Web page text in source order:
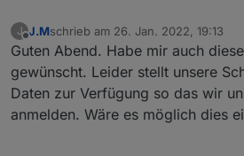
J
Offline
J.Mschrieb am 26. Jan. 2022, 19:13
zuletzt editiert von
Guten Abend. Habe mir auch
gewünscht. Leider stellt unsere
Daten zur Verfügung so das wir
anmelden. Wäre es möglich dies